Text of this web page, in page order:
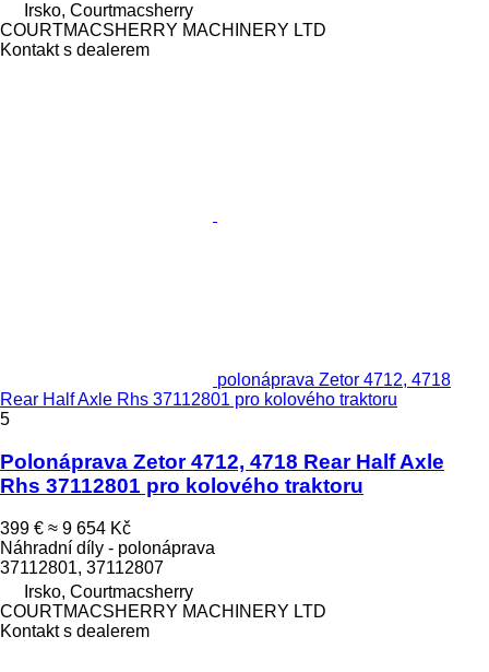
Irsko, Courtmacsherry
COURTMACSHERRY MACHINERY LTD
Kontakt s dealerem
polonáprava Zetor 4712, 4718
Rear Half Axle Rhs 37112801 pro kolového traktoru
5
Polonáprava Zetor 4712, 4718 Rear Half Axle
Rhs 37112801 pro kolového traktoru
399 € ≈ 9 654 Kč
Náhradní díly - polonáprava
37112801, 37112807
Irsko, Courtmacsherry
COURTMACSHERRY MACHINERY LTD
Kontakt s dealerem